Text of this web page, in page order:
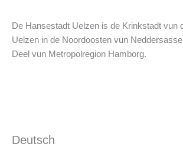
De Hansestadt Uelzen is de Krinkstadt vun
Uelzen in de Noordoosten vun
Deel vun Metropolregion Hamborg.
Deutsch